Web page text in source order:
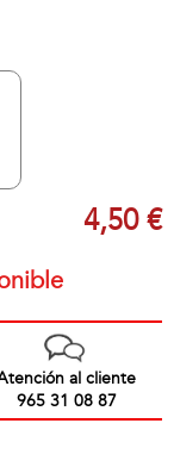
4,50 €
al cliente
965 31 08 87